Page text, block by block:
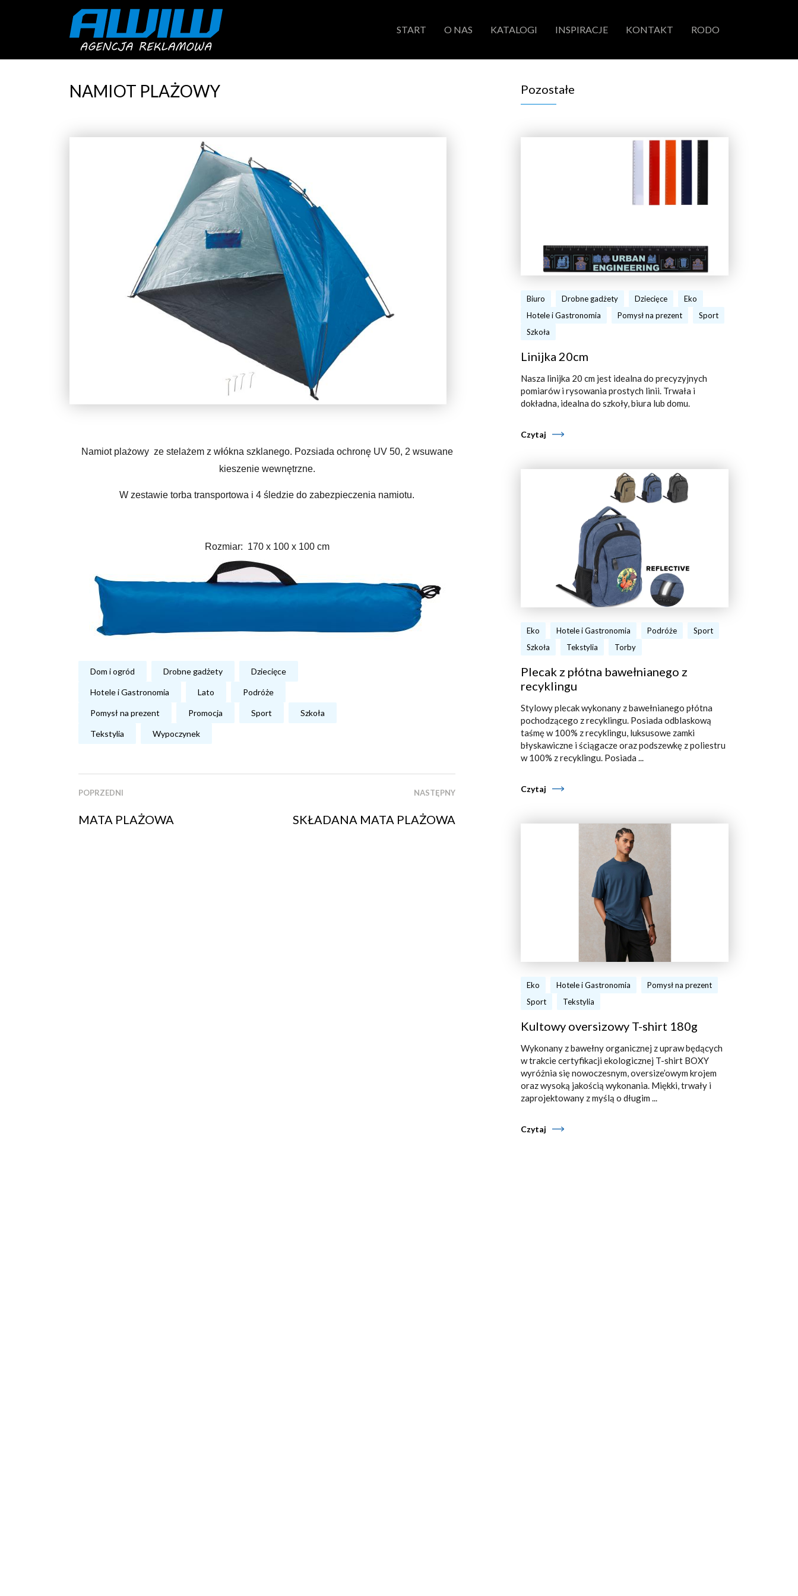
START O NAS KATALOGI INSPIRACJE KONTAKT RODO
NAMIOT PLAŻOWY
Namiot plażowy ze stelażem z włókna szklanego. Pozsiada ochronę UV 50, 2 wsuwane
kieszenie wewnętrzne.
W zestawie torba transportowa i 4 śledzie do zabezpieczenia namiotu.
Rozmiar: 170 x 100 x 100 cm
Dom i ogród Drobne gadżety Dziecięce
Hotele i Gastronomia Lato Podróże
Pomysł na prezent Promocja Sport Szkoła
Tekstylia Wypoczynek
POPRZEDNI
MATA PLAŻOWA
NASTĘPNY
SKŁADANA MATA PLAŻOWA
Pozostałe
Biuro Drobne gadżety Dziecięce
Eko
Hotele i Gastronomia
Pomysł na prezent
Sport
Szkoła
Linijka 20cm
Nasza linijka 20 cm jest idealna do precyzyjnych
pomiarów i rysowania prostych linii. Trwała i
dokładna, idealna do szkoły, biura lub domu.
Czytaj
Eko Hotele i Gastronomia Podróże
Sport
Szkoła
Tekstylia Torby
Plecak z płótna bawełnianego z
recyklingu
Stylowy plecak wykonany z bawełnianego płótna
pochodzącego z recyklingu. Posiada odblaskową
taśmę w 100% z recyklingu, luksusowe zamki
błyskawiczne i ściągacze oraz podszewkę z poliestru
w 100% z recyklingu. Posiada ...
Czytaj
Eko Hotele i Gastronomia
Pomysł na prezent
Sport
Tekstylia
Kultowy oversizowy T-shirt 180g
Wykonany z bawełny organicznej z upraw będących
w trakcie certyfikacji ekologicznej T-shirt BOXY
wyróżnia się nowoczesnym, oversize’owym krojem
oraz wysoką jakością wykonania. Miękki, trwały i
zaprojektowany z myślą o długim ...
Czytaj